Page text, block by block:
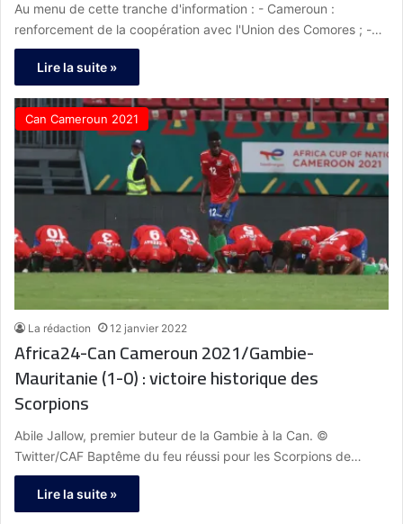
Au menu de cette tranche d'information : - Cameroun :
renforcement de la coopération avec l'Union des Comores ; -…
Lire la suite »
Can Cameroun 2021
La rédaction 12 janvier 2022
Africa24-Can Cameroun 2021/Gambie-
Mauritanie (1-0) : victoire historique des
Scorpions
Abile Jallow, premier buteur de la Gambie à la Can. ©
Twitter/CAF Baptême du feu réussi pour les Scorpions de…
Lire la suite »